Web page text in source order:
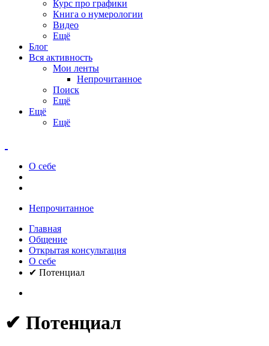
Курс про графики
Книга о нумерологии
Видео
Ещё
Блог
Вся активность
Мои ленты
Непрочитанное
Поиск
Ещё
Ещё
Ещё
О себе
Непрочитанное
Главная
Общение
Открытая консультация
О себе
✔ Потенциал
✔ Потенциал